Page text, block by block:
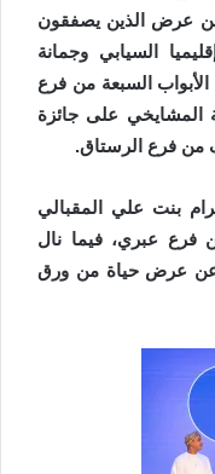
عرض الذين يصفقون
السيابي وجمانة
السبعة من فرع
المشايخي على جائزة
من فرع الرستاق.
بنت علي المقبالي
عبري، فيما نال
عن عرض حياة من ورق